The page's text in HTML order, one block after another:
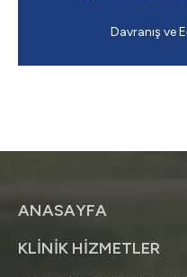
Davranış ve
ANASAYFA
KLİNİK HİZMETLER